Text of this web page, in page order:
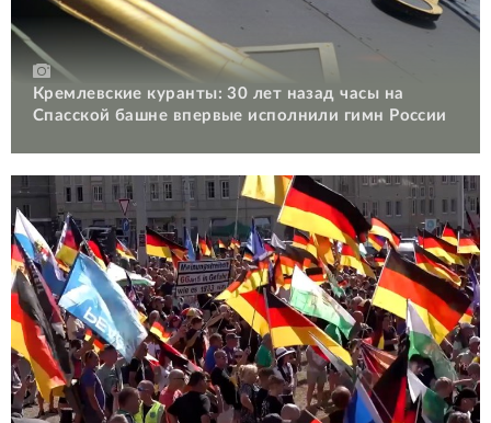
Кремлевские куранты: 30 лет назад часы на
Спасской башне впервые исполнили гимн России